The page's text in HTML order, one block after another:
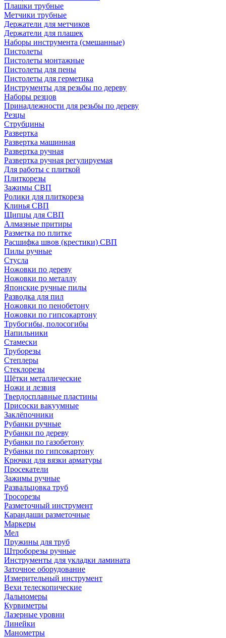
Плашки трубные
Метчики трубные
Держатели для метчиков
Держатели для плашек
Наборы инструмента (смешанные)
Пистолеты
Пистолеты монтажные
Пистолеты для пены
Пистолеты для герметика
Инструменты для резьбы по дереву
Наборы резцов
Принадлежности для резьбы по дереву
Резцы
Струбцины
Развертка
Развертка машинная
Развертка ручная
Развертка ручная регулируемая
Для работы с плиткой
Плиткорезы
Зажимы СВП
Ролики для плиткореза
Клинья СВП
Щипцы для СВП
Алмазные притиры
Разметка по плитке
Расшифка швов (крестики) СВП
Пилы ручные
Стусла
Ножовки по дереву
Ножовки по металлу
Японские ручные пилы
Разводка для пил
Ножовки по пенобетону
Ножовки по гипсокартону
Трубогибы, полосогибы
Напильники
Стамески
Труборезы
Степлеры
Стеклорезы
Щётки металлические
Ножи и лезвия
Твердосплавные пластины
Присоски вакуумные
Заклёпочники
Рубанки ручные
Рубанки по дереву
Рубанки по газобетону
Рубанки по гипсокартону
Крючки для вязки арматуры
Просекатели
Зажимы ручные
Развальцовка труб
Тросорезы
Разметочный инструмент
Карандаши разметочные
Маркеры
Мел
Пружины для труб
Штроборезы ручные
Инструменты для укладки ламината
Заточное оборудование
Измерительный инструмент
Вехи телескопические
Дальномеры
Курвиметры
Лазерные уровни
Линейки
Манометры